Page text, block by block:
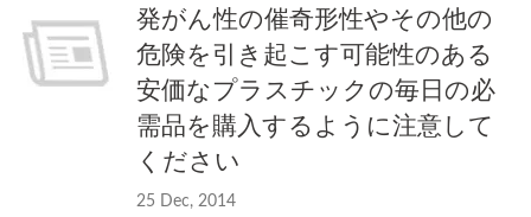
発がん性の催奇形性やその他の
危険を引き起こす可能性のある
安価なプラスチックの毎日の必
需品を購入するように注意して
ください
25 Dec, 2014